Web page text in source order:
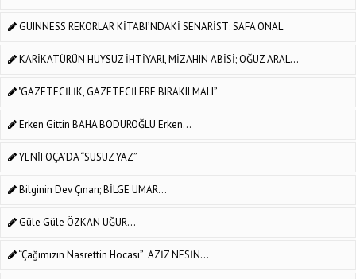
GUINNESS REKORLAR KİTABI’NDAKİ SENARİST: SAFA ÖNAL
KARİKATÜRÜN HUYSUZ İHTİYARI, MİZAHIN ABİSİ; OĞUZ ARAL...
"GAZETECİLİK, GAZETECİLERE BIRAKILMALI”
Erken Gittin BAHA BODUROĞLU Erken...
YENİFOÇA’DA “SUSUZ YAZ”
Bilginin Dev Çınarı; BİLGE UMAR...
Güle Güle ÖZKAN UĞUR...
“Çağımızın Nasrettin Hocası” AZİZ NESİN...